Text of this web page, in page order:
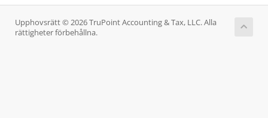
Upphovsrätt © 2026 TruPoint Accounting & Tax, LLC. Alla
rättigheter förbehållna.